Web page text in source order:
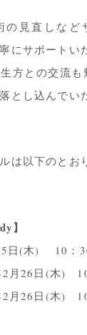
の見直しなど
にサポートい
方との交流
とし込んでい
は以下のとお
】
日(木) 10：
2月26日(木)
2月26日(木)